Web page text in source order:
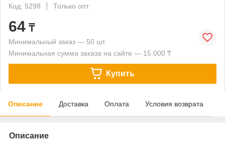
Код: 5298
Только опт
64 ₸
Минимальный заказ — 50 шт.
Минимальная сумма заказа на сайте — 15 000 ₸
Купить
Описание Доставка Оплата Условия возврата
Описание